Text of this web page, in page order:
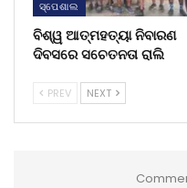
ସ୍ପେଶାଲ
ବିଶ୍ୱ ଆତ୍ମହତ୍ୟା ନିବାରଣ
ଦିବସରେ ସଚେତନତା ରାଲି
PREV NEXT